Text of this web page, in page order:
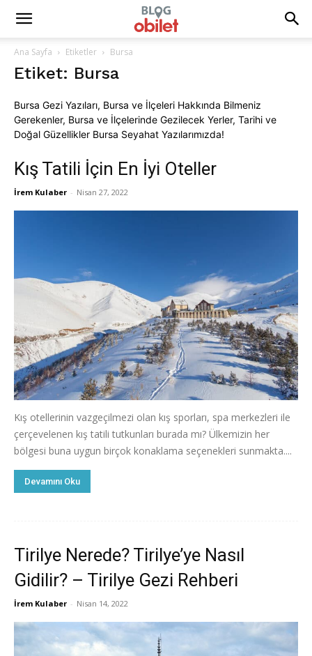
Ana Sayfa Etiketler Bursa
Etiket: Bursa
Bursa Gezi Yazıları, Bursa ve İlçeleri Hakkında Bilmeniz
Gerekenler, Bursa ve İlçelerinde Gezilecek Yerler, Tarihi ve
Doğal Güzellikler Bursa Seyahat Yazılarımızda!
Kış Tatili İçin En İyi Oteller
İrem Kulaber - Nisan 27, 2022
Kış otellerinin vazgeçilmezi olan kış sporları, spa merkezleri ile
çerçevelenen kış tatili tutkunları burada mı? Ülkemizin her
bölgesi buna uygun birçok konaklama seçenekleri sunmakta....
Devamını Oku
Tirilye Nerede? Tirilye’ye Nasıl
Gidilir? – Tirilye Gezi Rehberi
İrem Kulaber - Nisan 14, 2022